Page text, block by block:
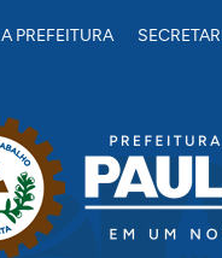
A PREFEITURA